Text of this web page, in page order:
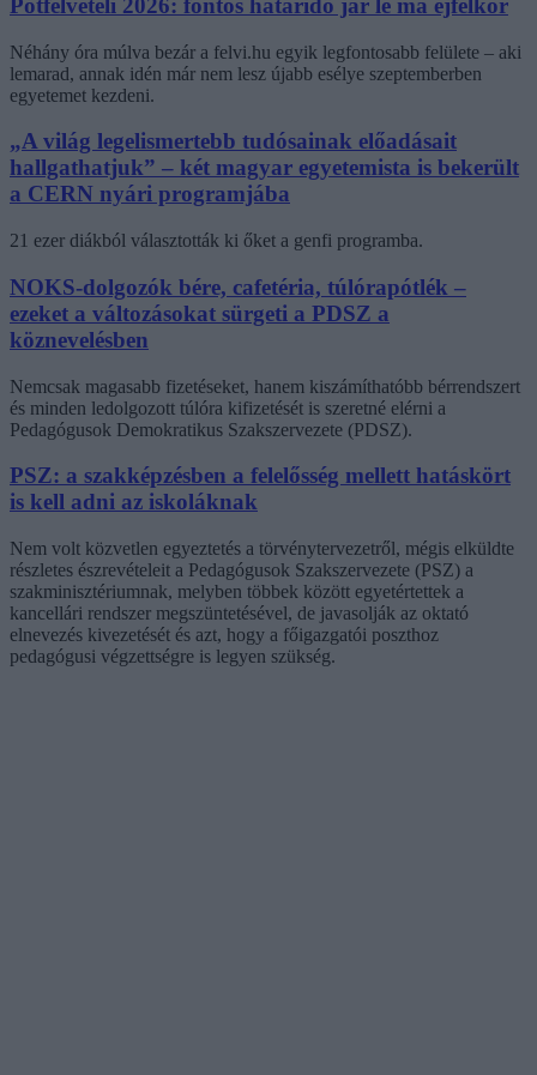
Pótfelvételi 2026: fontos határidő jár le ma éjfélkor
Néhány óra múlva bezár a felvi.hu egyik legfontosabb felülete – aki
lemarad, annak idén már nem lesz újabb esélye szeptemberben
egyetemet kezdeni.
„A világ legelismertebb tudósainak előadásait
hallgathatjuk” – két magyar egyetemista is bekerült
a CERN nyári programjába
21 ezer diákból választották ki őket a genfi programba.
NOKS-dolgozók bére, cafetéria, túlórapótlék –
ezeket a változásokat sürgeti a PDSZ a
köznevelésben
Nemcsak magasabb fizetéseket, hanem kiszámíthatóbb bérrendszert
és minden ledolgozott túlóra kifizetését is szeretné elérni a
Pedagógusok Demokratikus Szakszervezete (PDSZ).
PSZ: a szakképzésben a felelősség mellett hatáskört
is kell adni az iskoláknak
Nem volt közvetlen egyeztetés a törvénytervezetről, mégis elküldte
részletes észrevételeit a Pedagógusok Szakszervezete (PSZ) a
szakminisztériumnak, melyben többek között egyetértettek a
kancellári rendszer megszüntetésével, de javasolják az oktató
elnevezés kivezetését és azt, hogy a főigazgatói poszthoz
pedagógusi végzettségre is legyen szükség.